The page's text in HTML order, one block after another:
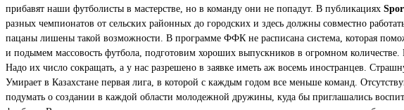
прибавят наши футболисты в мастерстве, но в команду они не попадут. В публикациях
разных чемпионатов от сельских районных до городских и здесь должны совместно
пацаны лишены такой возможности. В программе ФФК не расписана система, которая
и подымем массовость футбола, подготовим хороших выпускников в огромном
Надо их число сокращать, а у нас разрешено в заявке иметь аж восемь иностранцев.
Умирает в Казахстане первая лига, в которой с каждым годом все меньше команд.
подумать о создании в каждой области молодежной дружины, куда бы приглашались